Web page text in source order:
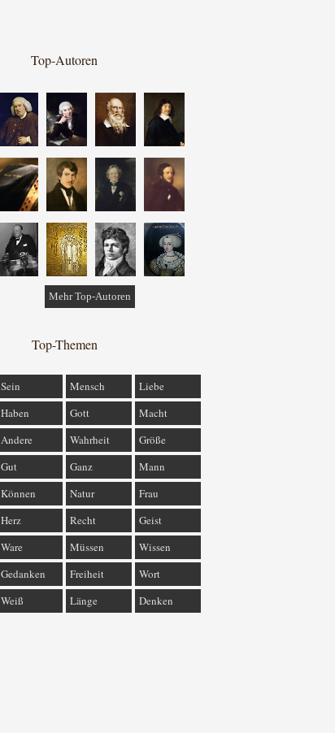
Top-Autoren
Mehr Top-Autoren
Top-Themen
Sein Mensch
Liebe
Haben Gott
Macht
Andere Wahrheit
Größe
Gut Ganz
Mann
Können Natur
Frau
Herz Recht
Geist
Ware Müssen
Wissen
Gedanken Freiheit
Wort
Weiß Länge Denken